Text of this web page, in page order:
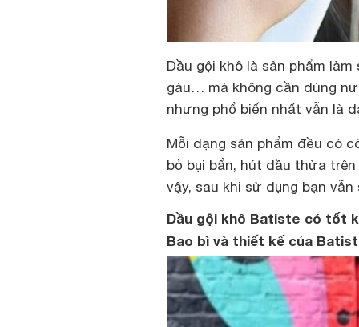
Dầu gội khô là sản phẩm
gàu… mà không cần dùng
nhưng phổ biến nhất vẫn là
Mỗi dạng sản phẩm đều có
bỏ bụi bẩn, hút dầu thừa
vậy, sau khi sử dụng bạn
Dầu gội khô Batiste có tốt
Bao bì và thiết kế của